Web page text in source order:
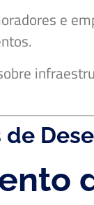
e
de